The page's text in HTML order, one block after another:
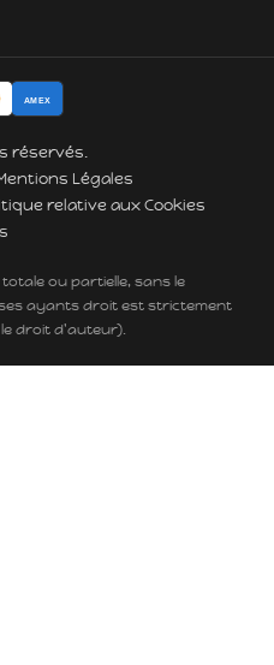
AMEX
réservés.
Légales
relative aux Cookies
ou partielle, sans le
ayants droit est strictement
droit d'auteur).